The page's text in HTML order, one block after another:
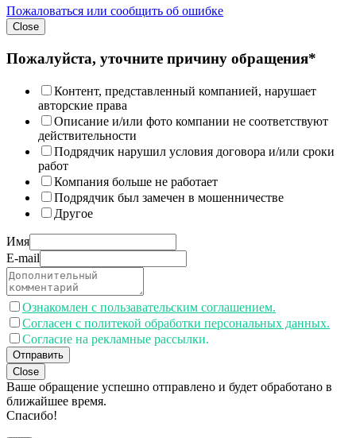
Пожаловаться или сообщить об ошибке
Close
Пожалуйста, уточните причину обращения*
Контент, представленный компанией, нарушает
авторские права
Описание и/или фото компании не соответствуют
действительности
Подрядчик нарушил условия договора и/или сроки
работ
Компания больше не работает
Подрядчик был замечен в мошенничестве
Другое
Имя
E-mail
Ознакомлен с пользавательским соглашением.
Согласен с политекой обработки персональных данных.
Согласие на рекламные рассылки.
Отправить
Close
Ваше обращение успешно отправлено и будет обработано в
ближайшее время.
Спасибо!